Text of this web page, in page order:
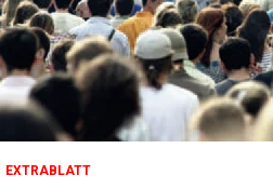
EXTRABLATT